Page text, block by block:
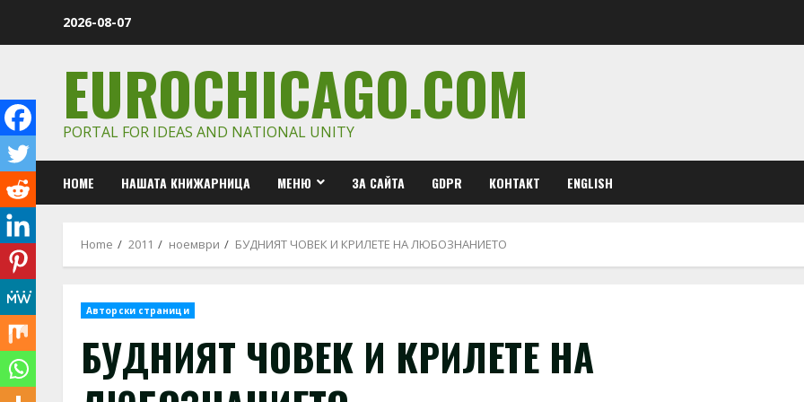
2026-08-07
EUROCHICAGO.COM
PORTAL FOR IDEAS AND NATIONAL UNITY
HOME НАШАТА КНИЖАРНИЦА МЕНЮ ЗА САЙТА GDPR КОНТАКТ ENGLISH
Home 2011 ноември БУДНИЯТ ЧОВЕК И КРИЛЕТЕ НА ЛЮБОЗНАНИЕТО
Авторски страници
БУДНИЯТ ЧОВЕК И КРИЛЕТЕ НА